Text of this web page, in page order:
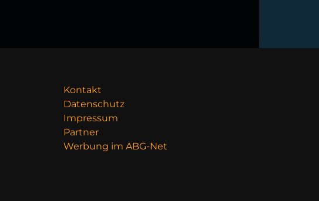
Kontakt
Datenschutz
Impressum
Partner
Werbung im ABG-Net